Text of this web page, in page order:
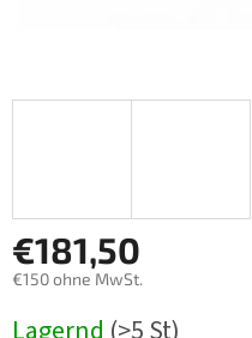
€181,50
€150 ohne MwSt.